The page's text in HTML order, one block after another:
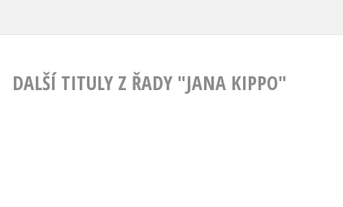
DALŠÍ TITULY Z ŘADY "JANA KIPPO"